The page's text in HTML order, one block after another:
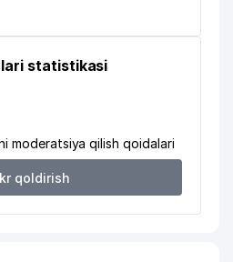
statistikasi
moderatsiya qilish qoidalari
qoldirish